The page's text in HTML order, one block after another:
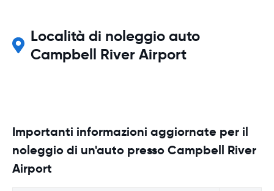
Località di noleggio auto
Campbell River Airport
Importanti informazioni aggiornate per il
noleggio di un'auto presso Campbell River
Airport